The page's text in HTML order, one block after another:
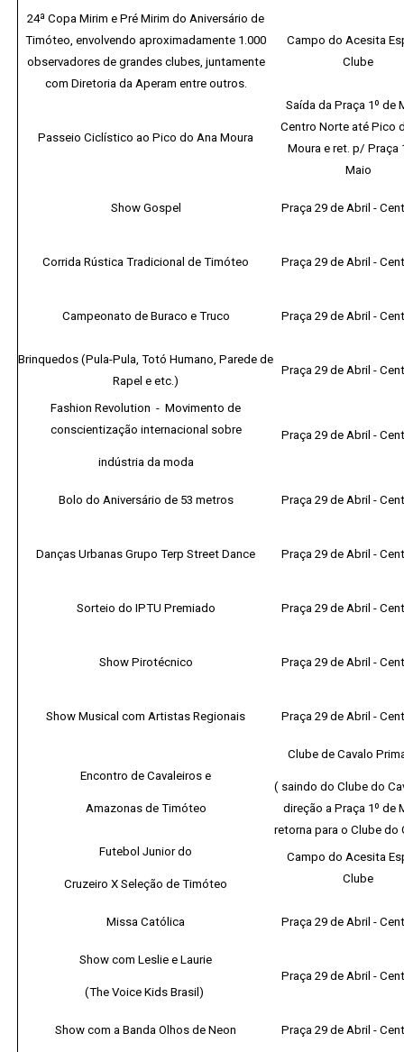
24ª Copa Mirim e Pré Mirim do Aniversário de
Timóteo, envolvendo aproximadamente 1.000
observadores de grandes clubes, juntamente
com Diretoria da Aperam entre outros.
Campo do Acesita
Clube
Passeio Ciclístico ao Pico do Ana Moura
Saída da Praça 1º de
Centro Norte até Pico
Moura e ret. p/ Praça
Maio
Show Gospel Praça 29 de Abril -
Corrida Rústica Tradicional de Timóteo Praça 29 de Abril -
Campeonato de Buraco e Truco Praça 29 de Abril -
Brinquedos (Pula-Pula, Totó Humano, Parede de
Rapel e etc.)
Praça 29 de Abril -
Fashion Revolution - Movimento de
conscientização internacional sobre
indústria da moda
Praça 29 de Abril -
Bolo do Aniversário de 53 metros Praça 29 de Abril -
Danças Urbanas Grupo Terp Street Dance Praça 29 de Abril -
Sorteio do IPTU Premiado Praça 29 de Abril -
Show Pirotécnico Praça 29 de Abril -
Show Musical com Artistas Regionais Praça 29 de Abril -
Encontro de Cavaleiros e
Amazonas de Timóteo
Clube de Cavalo
( saindo do Clube do
direção a Praça 1º de
retorna para o Clube do
Futebol Junior do
Cruzeiro X Seleção de Timóteo
Campo do Acesita
Clube
Missa Católica Praça 29 de Abril -
Show com Leslie e Laurie
(The Voice Kids Brasil)
Praça 29 de Abril -
Show com a Banda Olhos de Neon Praça 29 de Abril -